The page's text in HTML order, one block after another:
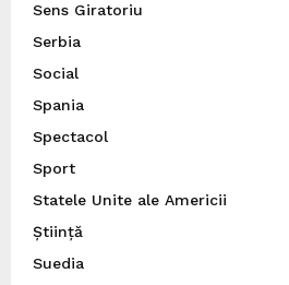
Sens Giratoriu
Serbia
Social
Spania
Spectacol
Sport
Statele Unite ale Americii
Știință
Suedia